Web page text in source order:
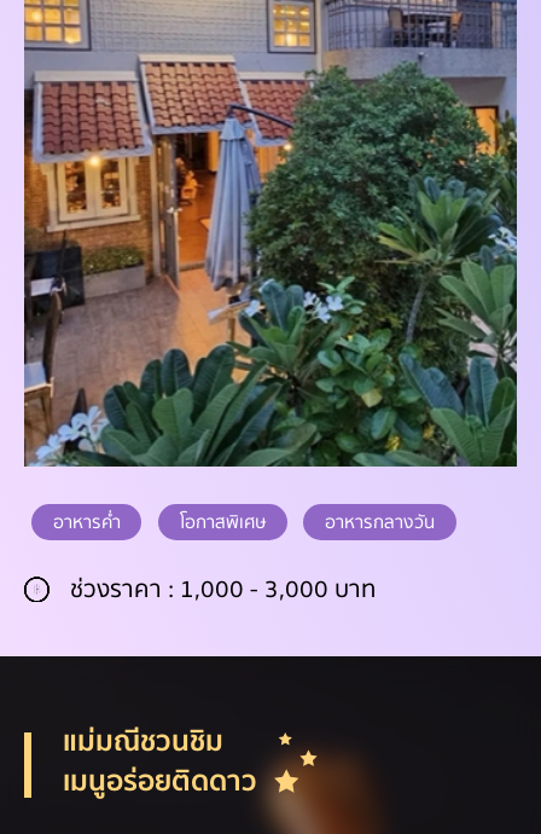
อาหารค่ำ โอกาสพิเศษ อาหารกลางวัน
ช่วงราคา : 1,000 - 3,000 บาท
แม่มณีชวนชิม
เมนูอร่อยติดดาว